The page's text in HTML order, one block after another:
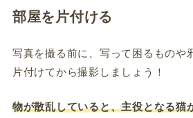
部屋を片付ける
写真を撮る前に、写って困るものや
片付けてから撮影しましょう！
物が散乱していると、主役となる猫